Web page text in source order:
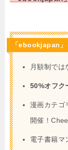
「ebookjapan
月額制では
50%オフク
漫画カテゴ
開催！
電子書籍マ